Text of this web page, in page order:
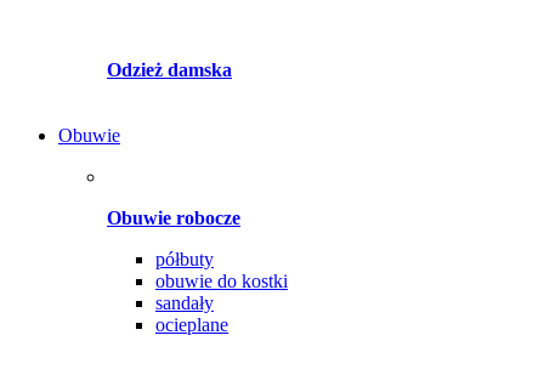
Odzież damska
Obuwie
Obuwie robocze
półbuty
obuwie do kostki
sandały
ocieplane